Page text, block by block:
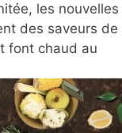
les nouvelles
des saveurs de
font chaud au